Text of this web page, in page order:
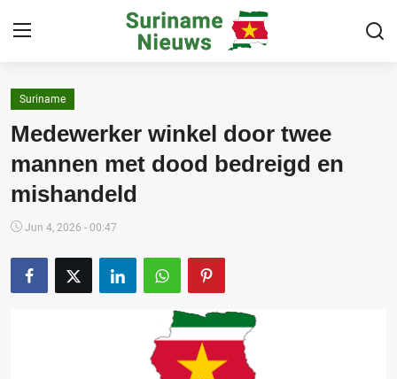
Home
Buitenland
Sport
Cultuur & Media
Suriname
Medewerker winkel door twee
mannen met dood bedreigd en
mishandeld
Jun 4, 2026 - 00:47